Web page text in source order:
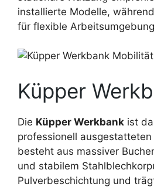
installierte Modelle,
für flexible
Küpper
Die Küpper Werkbank ist
professionell ausgestatteten
besteht aus massiver
und stabilem
Pulverbeschichtung und